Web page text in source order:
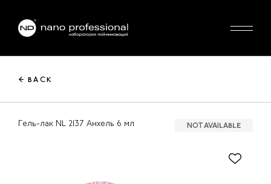
← BACK
Гель-лак NL 2137 Анхель 6 мл NOT AVAILABLE